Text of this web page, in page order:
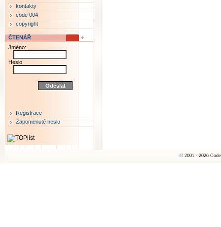
kontakty
code 004
copyright
ČTENÁŘ
Jméno:
Heslo:
Registrace
Zapomenuté heslo
© 2001 - 2026